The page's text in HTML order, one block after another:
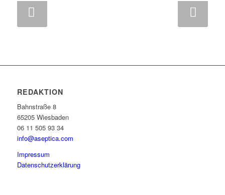
REDAKTION
Bahnstraße 8
65205 Wiesbaden
06 11 505 93 34
info@aseptica.com
Impressum
Datenschutzerklärung